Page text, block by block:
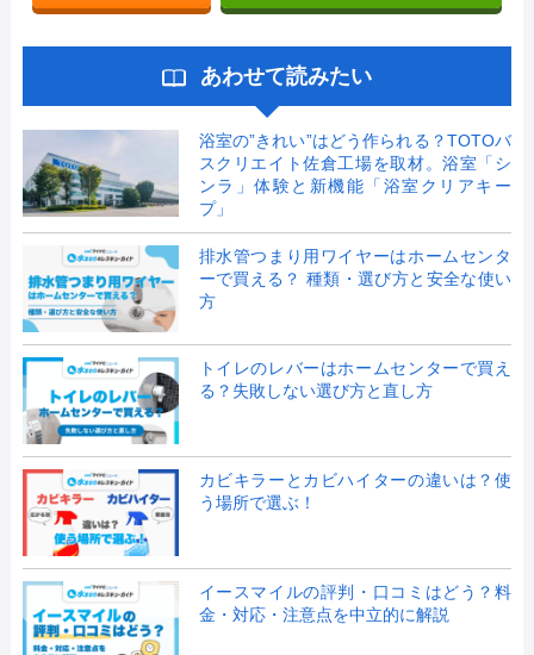
あわせて読みたい
浴室の”きれい”はどう作られる？TOTOバ
スクリエイト佐倉工場を取材。浴室「シ
ンラ」体験と新機能「浴室クリアキー
プ」
排水管つまり用ワイヤーはホームセンタ
ーで買える？ 種類・選び方と安全な使い
方
トイレのレバーはホームセンターで買え
る？失敗しない選び方と直し方
カビキラーとカビハイターの違いは？使
う場所で選ぶ！
イースマイルの評判・口コミはどう？料
金・対応・注意点を中立的に解説